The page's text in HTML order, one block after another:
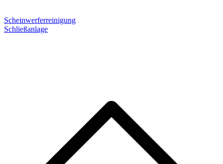
Scheinwerferreinigung
Schließanlage